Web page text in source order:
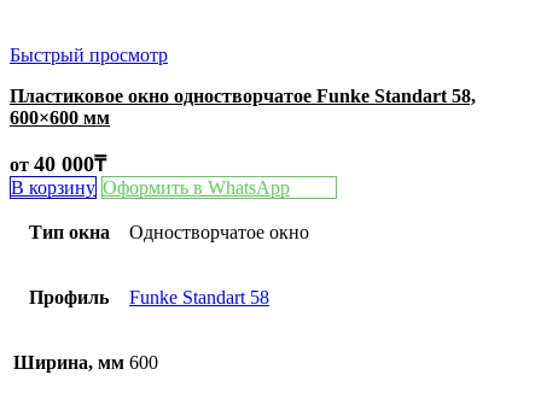
Быстрый просмотр
Пластиковое окно одностворчатое Funke Standart 58,
600×600 мм
от 40 000₸
В корзину Оформить в WhatsApp
Тип окна Одностворчатое окно
Профиль Funke Standart 58
Ширина, мм 600